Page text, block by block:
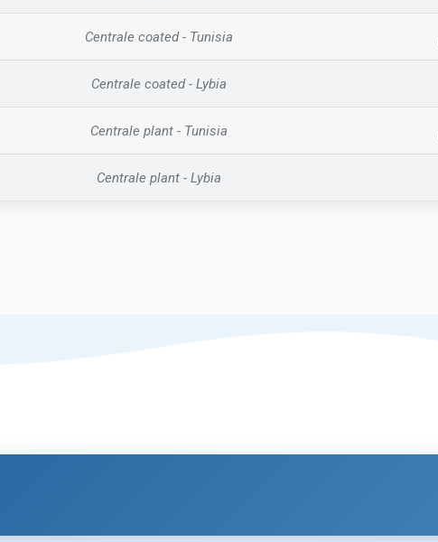
Centrale coated - Tunisia
Centrale coated - Lybia
Centrale plant - Tunisia
Centrale plant - Lybia